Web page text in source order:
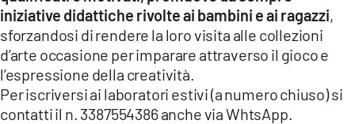
iniziative didattiche rivolte ai bambini e ai ragazzi,
sforzandosi di rendere la loro visita alle collezioni
d’arte occasione per imparare attraverso il gioco e
l’espressione della creatività.
Per iscriversi ai laboratori estivi (a numero chiuso) si
contatti il n. 3387554386 anche via WhtsApp.